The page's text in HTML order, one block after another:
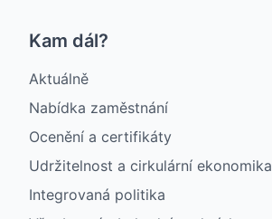
Kam dál?
Aktuálně
Nabídka zaměstnání
Ocenění a certifikáty
Udržitelnost a cirkulární ekonomika
Integrovaná politika